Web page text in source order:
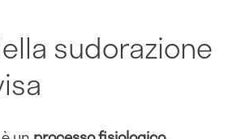
sudorazione